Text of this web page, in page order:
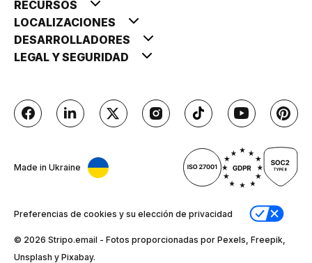
RECURSOS
LOCALIZACIONES
DESARROLLADORES
LEGAL Y SEGURIDAD
Made in Ukraine
Preferencias de cookies y su elección de privacidad
© 2026 Stripо.email - Fotos proporcionadas por Pexels, Freepik,
Unsplash y Pixabay.